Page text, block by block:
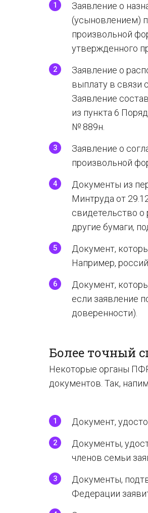
Заявление о
(усыновлением)
произвольной
утвержденного
Заявление о
выплату в связи
Заявление
из пункта 6
№ 889н.
Заявление о
произвольной
Документы из
Минтруда от
свидетельство о
другие бумаги,
Документ,
Например,
Документ,
если заявление
доверенности).
Более точный
Некоторые органы
документов. Так,
Документ,
Документы,
членов семьи
Документы,
Федерации